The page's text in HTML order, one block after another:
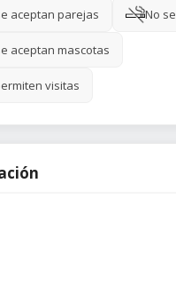
aceptan parejas No
aceptan mascotas
visitas